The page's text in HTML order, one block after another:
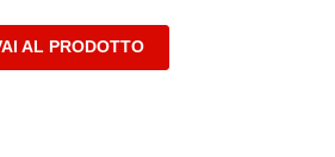
AL PRODOTTO